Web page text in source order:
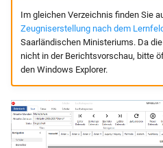
a
l
i
Mehrere Schulen auf einem
Server
Probleme bei der Installation?
Betriebe und Schulen
Personen und Adressen
Sortieren, Gruppieren, Filtern,
Suchen
Merkmalsfelder
Schüler-Kurswahlen von Untis
übernehmen
Das Abitur
Die Fachhochschulreife
Berufsschulnoten
Im gleichen Verzeichnis finden Sie
Zeugniserstellung nach dem
Saarländischen Ministeriums. Da
nicht in der Berichtsvorschau, bitte
den Windows Explorer.